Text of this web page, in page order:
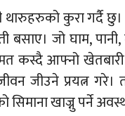
थारुहरुको कुरा गर्दै
बसाए। जो घाम,
कस्दै आफ्नो
जीउने प्रयत्न
सिमाना खाज्नु पर्ने